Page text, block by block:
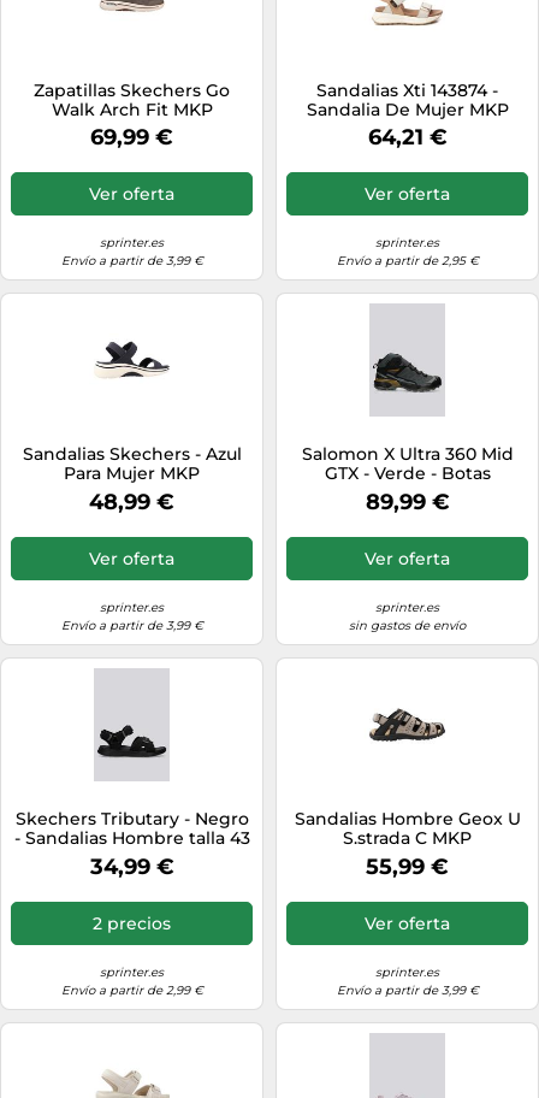
Zapatillas Skechers Go
Walk Arch Fit MKP
69,99 €
Ver oferta
sprinter.es
Envío a partir de 3,99 €
Sandalias Xti 143874 -
Sandalia De Mujer MKP
64,21 €
Ver oferta
sprinter.es
Envío a partir de 2,95 €
Sandalias Skechers - Azul
Para Mujer MKP
48,99 €
Ver oferta
sprinter.es
Envío a partir de 3,99 €
Salomon X Ultra 360 Mid
GTX - Verde - Botas
Hombre talla 45.5
89,99 €
Ver oferta
sprinter.es
sin gastos de envío
Skechers Tributary - Negro
- Sandalias Hombre talla 43
34,99 €
2 precios
sprinter.es
Envío a partir de 2,99 €
Sandalias Hombre Geox U
S.strada C MKP
55,99 €
Ver oferta
sprinter.es
Envío a partir de 3,99 €